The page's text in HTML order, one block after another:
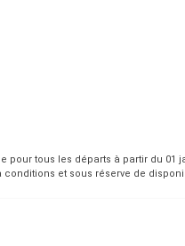
pour tous les départs à partir du 01
conditions et sous réserve de